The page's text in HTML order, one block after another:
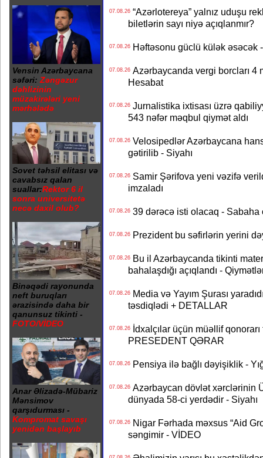
Vensin Azərbaycana
səfəri: Zəngəzur
dəhlizinin
müzakirələri yeni
mərhələdə
Sovet təhsil elitası və
cavabsız qalan
suallar:Rektor 6 il
sonra universitetə
necə daxil olub?
Binəqədi rayonunda
neft buruqları
ərazisində daha bir
qanunsuz tikinti -
FOTO/VİDEO
Anar Əlizadə-Mübariz
Mənsimov
qarşıdurması -
Kompromat savaşı
yenidən başlayıb
07.08.26“Azərlotereya” yalnız uduşu
biletlərin sayı niyə açıqlanmır?
07.08.26Həftəsonu güclü külək əsəcək
07.08.26Azərbaycanda vergi borcları 4
Hesabat
07.08.26Jurnalistika ixtisası üzrə
543 nəfər məqbul qiymət aldı
07.08.26Velosipedlər Azərbaycana
gətirilib - Siyahı
07.08.26Samir Şərifova yeni vəzifə
imzaladı
07.08.2639 dərəcə isti olacaq - Sabaha
07.08.26Prezident bu səfirlərin yerini
07.08.26Bu il Azərbaycanda tikinti
bahalaşdığı açıqlandı -
07.08.26Media və Yayım Şurası
təsdiqlədi + DETALLAR
07.08.26İdxalçılar üçün müəllif
PRESEDENT QƏRAR
07.08.26Pensiya ilə bağlı dəyişiklik -
07.08.26Azərbaycan dövlət xərclərinin
dünyada 58-ci yerdədir - Siyahı
07.08.26Nigar Fərhada məxsus “Aid
səngimir - VİDEO